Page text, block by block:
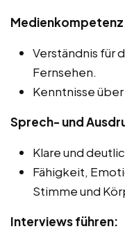
Verständnis für
Fernsehen.
Kenntnisse
Sprech- und
Klare und
Fähigkeit,
Stimme und
Interviews führen: